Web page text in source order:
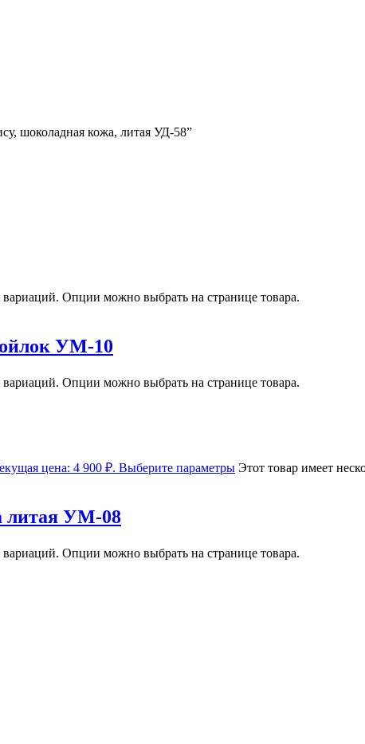
шоколадная кожа, литая УД-58”
вариаций. Опции можно выбрать на странице товара.
УМ-10
вариаций. Опции можно выбрать на странице товара.
цена: 4 900 ₽. Выберите параметры Этот товар имеет
литая УМ-08
вариаций. Опции можно выбрать на странице товара.